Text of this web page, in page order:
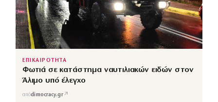
ΕΠΙΚΑΙΡΟΤΗΤΑ
Φωτιά σε κατάστημα ναυτιλιακών ειδών στον
Άλιμο υπό έλεγχο
απόdimocracy.gr↗